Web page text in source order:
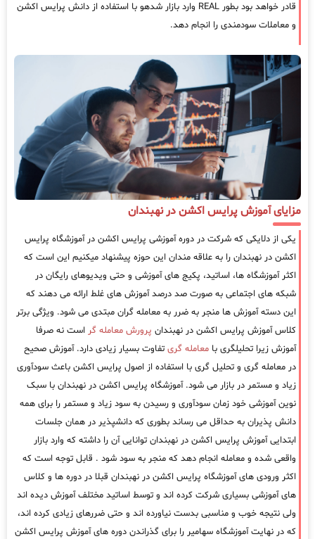
قادر خواهد بود بطور REAL وارد بازار شدهو با استفاده از دانش پرایس اکشن
و معاملات سودمندی را انجام دهد.
مزایای آموزش پرایس اکشن در نهبندان
یکی از دلایکی که شرکت در دوره آموزشی پرایس اکشن در آموزشگاه پرایس
اکشن در نهبندان را به علاقه مندان این حوزه پیشنهاد میکنیم این است که
اکثر آموزشگاه ها، اساتید، پکیج های آموزشی و حتی ویدیوهای رایگان در
شبکه های اجتماعی به صورت صد درصد آموزش های غلط ارائه می دهند که
این دسته آموزش ها منجر به ضرر به معامله گران مبتدی می شود. ویژگی برتر
کلاس آموزش پرایس اکشن در نهبندان پرورش معامله گر است نه صرفا
آموزش زیرا تحلیلگری با معامله گری تفاوت بسیار زیادی دارد. آموزش صحیح
در معامله گری و تحلیل گری با استفاده از اصول پرایس اکشن باعث سودآوری
زیاد و مستمر در بازار می شود. آموزشگاه پرایس اکشن در نهبندان با سبک
نوین آموزشی خود زمان سودآوری و رسیدن به سود زیاد و مستمر را برای همه
دانش پذیران به حداقل می رساند بطوری که دانشپذیر در همان جلسات
ابتدایی آموزش پرایس اکشن در نهبندان توانایی آن را داشته که وارد بازار
واقعی شده و معامله انجام دهد که منجر به سود شود . قابل توجه است که
اکثر ورودی های آموزشگاه پرایس اکشن در نهبندان قبلا در دوره ها و کلاس
های آموزشی بسیاری شرکت کرده اند و توسط اساتید مختلف آموزش دیده اند
ولی نتیجه خوب و مناسبی بدست نیاورده اند و حتی ضررهای زیادی کرده اند،
که در نهایت آموزشگاه سهامیر را برای گذراندن دوره های آموزش پرایس اکشن